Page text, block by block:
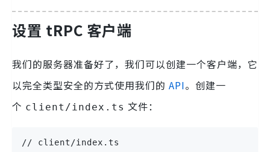
设置 tRPC 客户端
我们的服务器准备好了，我们可以创建一个客户端，它
以完全类型安全的方式使用我们的 API。创建一
个 client/index.ts 文件：
// client/index.ts